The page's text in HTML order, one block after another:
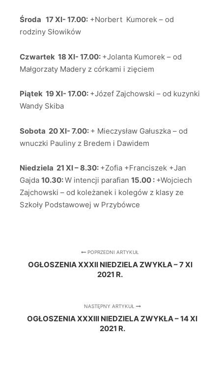
Środa 17 XI- 17.00: +Norbert Kumorek – od
rodziny Słowików
Czwartek 18 XI- 17.00: +Jolanta Kumorek – od
Małgorzaty Madery z córkami i zięciem
Piątek 19 XI- 17.00: +Józef Zajchowski – od kuzynki
Wandy Skiba
Sobota 20 XI- 7.00: + Mieczysław Gałuszka – od
wnuczki Pauliny z Bredem i Dawidem
Niedziela 21 XI – 8.30: +Zofia +Franciszek +Jan
Gajda 10.30:W intencji parafian 15.00 : +Wojciech
Zajchowski – od koleżanek i kolegów z klasy ze
Szkoły Podstawowej w Przybówce
POPRZEDNI ARTYKUŁ
OGŁOSZENIA XXXII NIEDZIELA ZWYKŁA – 7 XI
2021 R.
NASTĘPNY ARTYKUŁ
OGŁOSZENIA XXXIII NIEDZIELA ZWYKŁA – 14 XI
2021 R.